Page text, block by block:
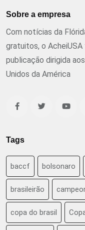
Sobre a empresa
Com notícias da
gratuitos, o
publicação dirigida
Unidos da América
Tags
baccf bolsonaro
brasileirão
copa do brasil